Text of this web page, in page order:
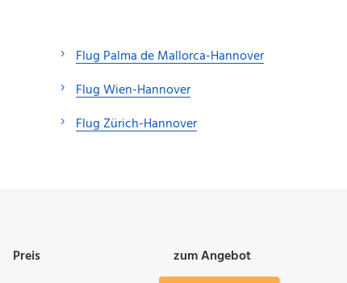
Flug Palma de Mallorca-Hannover
Flug Wien-Hannover
Flug Zürich-Hannover
Preis
zum Angebot